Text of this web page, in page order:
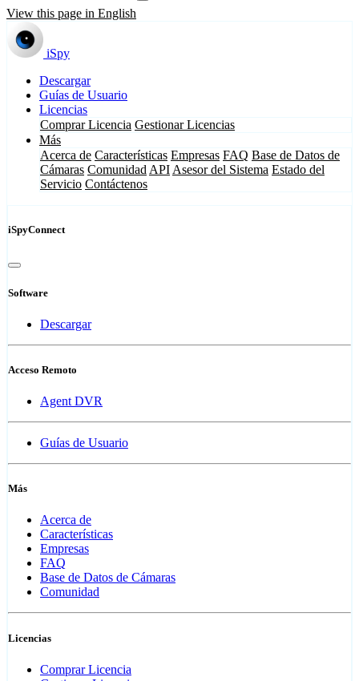
View this page in English
iSpy
Descargar
Guías de Usuario
Licencias
Comprar Licencia Gestionar Licencias
Más
Acerca de Características Empresas FAQ Base de Datos de
Cámaras Comunidad API Asesor del Sistema Estado del
Servicio Contáctenos
iSpyConnect
Software
Descargar
Acceso Remoto
Agent DVR
Guías de Usuario
Más
Acerca de
Características
Empresas
FAQ
Base de Datos de Cámaras
Comunidad
Licencias
Comprar Licencia